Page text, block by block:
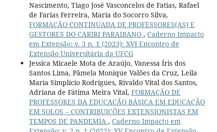
Nascimento, Tiago José Vasconcelos de Fatias, Rafael
de Farias Ferreira, Maria do Socorro Silva,
FORMAÇÃO CONTINUADA DE PROFESSORES(AS) E
GESTORES DO CARIRI PARAIBANO , Caderno Impacto
em Extensão: v. 3 n. 1 (2023): XVI Encontro de
Extensão Universitária da UFCG
Jessica Micaele Mota de Araújo, Vanessa Íris dos
Santos Lima, Pâmela Monique Valões da Cruz, Leila
Maria Simplício Rodrigues, Rivaldo Vital dos Santos,
Adriana de Fátima Meira Vital, FORMAÇÃO DE
PROFESSORES DA EDUCAÇÃO BÁSICA EM EDUCAÇÃO
EM SOLOS – CONTRIBUIÇÕES EXTENSIONISTAS EM
TEMPOS DE PANDEMIA , Caderno Impacto em